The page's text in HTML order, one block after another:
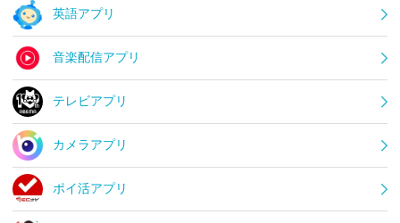
英語アプリ
音楽配信アプリ
テレビアプリ
カメラアプリ
ポイ活アプリ